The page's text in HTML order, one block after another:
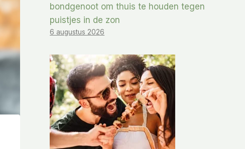
bondgenoot om thuis te houden tegen
puistjes in de zon
6 augustus 2026